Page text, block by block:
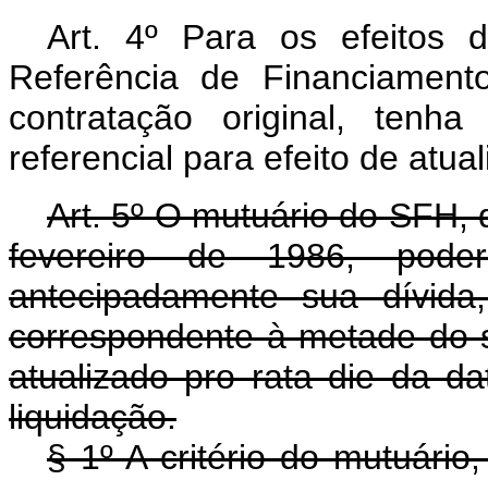
Art. 4º Para os efeitos
Referência de
contratação original,
referencial para efeito de
Art. 5º O mutuário do
fevereiro de 1986,
antecipadamente sua
correspondente à metade do
atualizado pro rata die da
liquidação.
§ 1º A critério do